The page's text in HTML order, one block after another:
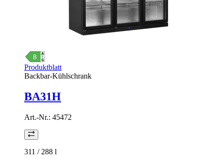
Produktblatt
Backbar-Kühlschrank
BA31H
Art.-Nr.: 45472
311 / 288 l